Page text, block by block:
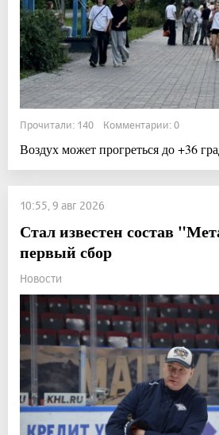
Прочитали: 140 Комментарии: 0
Воздух может прогреться до +36
10:55, 9 авг 2026
Стал известен состав
первый сбор
Новости